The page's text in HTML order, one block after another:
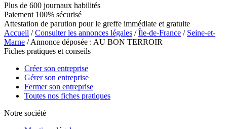
Plus de 600 journaux habilités
Paiement 100% sécurisé
Attestation de parution pour le greffe immédiate et gratuite
Accueil /Consulter les annonces légales /Île-de-France / Seine-et-
Marne / Annonce déposée : AU BON TERROIR
Fiches pratiques et conseils
Créer son entreprise
Gérer son entreprise
Fermer son entreprise
Toutes nos fiches pratiques
Notre société